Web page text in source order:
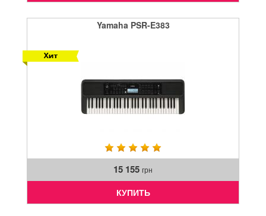
Yamaha PSR-E383
15 155 грн
КУПИТЬ